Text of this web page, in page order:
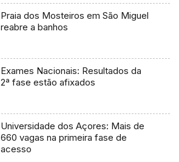
Praia dos Mosteiros em São Miguel
reabre a banhos
Exames Nacionais: Resultados da
2ª fase estão afixados
Universidade dos Açores: Mais de
660 vagas na primeira fase de
acesso